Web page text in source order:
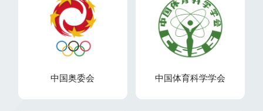
中国奥委会 中国体育科学学会